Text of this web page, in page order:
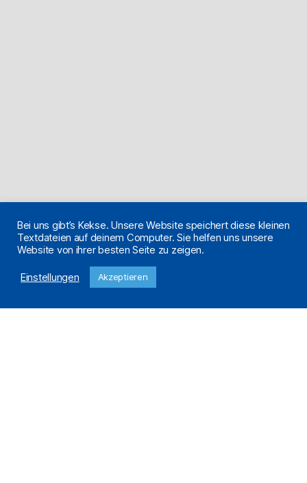
Bei uns gibt’s Kekse. Unsere Website speichert diese kleinen
Textdateien auf deinem Computer. Sie helfen uns unsere
Website von ihrer besten Seite zu zeigen.
Einstellungen Akzeptieren